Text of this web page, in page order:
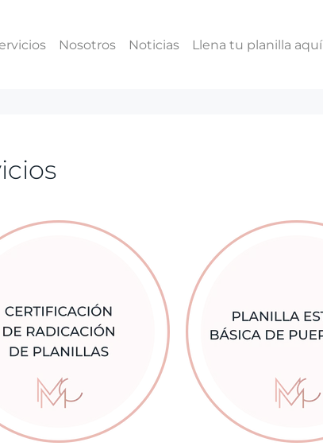
Nosotros Noticias Llena tu planilla aquí